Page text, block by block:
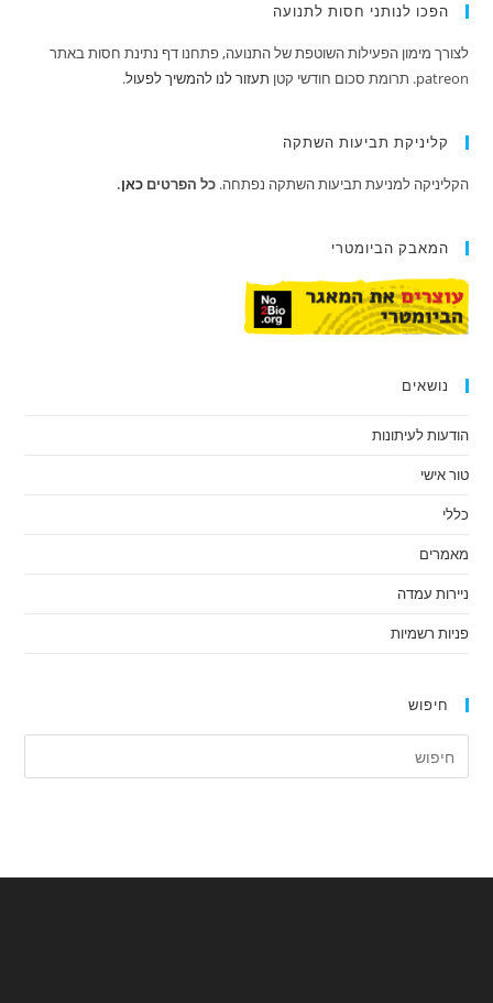
הפכו לנותני חסות לתנועה
לצורך מימון הפעילות השוטפת של התנועה, פתחנו דף נתינת חסות באתר
patreon. תרומת סכום חודשי קטן
תעזור לנו להמשיך לפעול.
קליניקת תביעות השתקה
הקליניקה למניעת תביעות השתקה נפתחה.כל הפרטיםכאן.
המאבק הביומטרי
נושאים
הודעות לעיתונות
טור אישי
כללי
מאמרים
ניירות עמדה
פניות רשמיות
חיפוש